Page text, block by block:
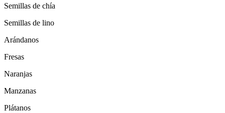
Semillas de chía
Semillas de lino
Arándanos
Fresas
Naranjas
Manzanas
Plátanos